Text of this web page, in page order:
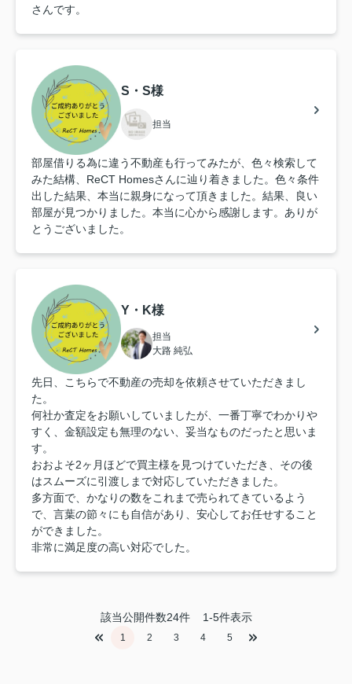
さんです。
S・S様
担当
部屋借りる為に違う不動産も行ってみたが、色々検索して
みた結構、ReCT Homesさんに辿り着きました。色々条件
出した結果、本当に親身になって頂きました。結果、良い
部屋が見つかりました。本当に心から感謝します。ありが
とうございました。
Y・K様
担当
大路 純弘
先日、こちらで不動産の売却を依頼させていただきまし
た。
何社か査定をお願いしていましたが、一番丁寧でわかりや
すく、金額設定も無理のない、妥当なものだったと思いま
す。
おおよそ2ヶ月ほどで買主様を見つけていただき、その後
はスムーズに引渡しまで対応していただきました。
多方面で、かなりの数をこれまで売られてきているよう
で、言葉の節々にも自信があり、安心してお任せすること
ができました。
非常に満足度の高い対応でした。
該当公開件数24件1-5件表示
1 2 3 4 5